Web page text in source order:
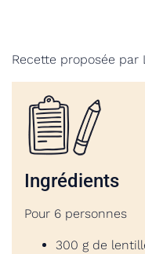
Recette proposée par
Ingrédients
Pour 6 personnes
300 g de